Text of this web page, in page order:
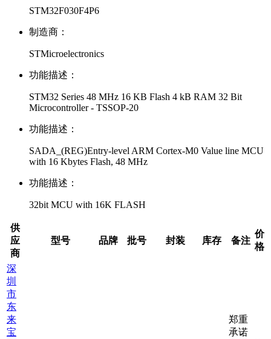
STM32F030F4P6
制造商：
STMicroelectronics
功能描述：
STM32 Series 48 MHz 16 KB Flash 4 kB RAM 32 Bit
Microcontroller - TSSOP-20
功能描述：
SADA_(REG)Entry-level ARM Cortex-M0 Value line MCU
with 16 Kbytes Flash, 48 MHz
功能描述：
32bit MCU with 16K FLASH
供
应
商
型号 品牌 批号 封装 库存 备注
价
格
深
圳
市
东
来
宝
郑重
承诺